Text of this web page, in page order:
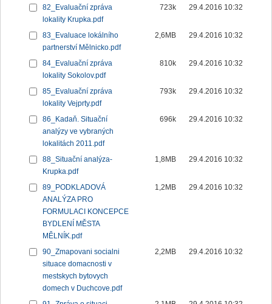
82_Evaluační zpráva
lokality Krupka.pdf
723k 29.4.2016 10:32
83_Evaluace lokálního
partnerství Mělnicko.pdf
2,6MB 29.4.2016 10:32
84_Evaluační zpráva
lokality Sokolov.pdf
810k 29.4.2016 10:32
85_Evaluační zpráva
lokality Vejprty.pdf
793k 29.4.2016 10:32
86_Kadaň. Situační
analýzy ve vybraných
lokalitách 2011.pdf
696k 29.4.2016 10:32
88_Situační analýza-
Krupka.pdf
1,8MB 29.4.2016 10:32
89_PODKLADOVÁ
ANALÝZA PRO
FORMULACI KONCEPCE
BYDLENÍ MĚSTA
MĚLNÍK.pdf
1,2MB 29.4.2016 10:32
90_Zmapovani socialni
situace domacnosti v
mestskych bytovych
domech v Duchcove.pdf
2,2MB 29.4.2016 10:32